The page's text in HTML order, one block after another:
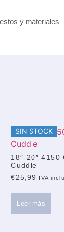
y materiales
SIN STOCK
18″-20″ 4150
Cuddle
€25,99 IVA
Leer más